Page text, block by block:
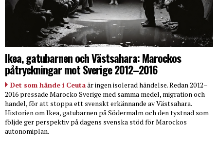
Ikea, gatubarnen och Västsahara: Marockos
påtryckningar mot Sverige 2012–2016
Det som hände i Ceutaär ingen isolerad händelse. Redan 2012–
2016 pressade Marocko Sverige med samma medel, migration och
handel, för att stoppa ett svenskt erkännande av Västsahara.
Historien om Ikea, gatubarnen på Södermalm och den tystnad som
följde ger perspektiv på dagens svenska stöd för Marockos
autonomiplan.